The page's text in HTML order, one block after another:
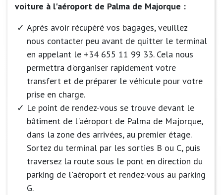
voiture à l'aéroport de Palma de Majorque :
Après avoir récupéré vos bagages, veuillez
nous contacter peu avant de quitter le terminal
en appelant le +34 655 11 99 33. Cela nous
permettra d'organiser rapidement votre
transfert et de préparer le véhicule pour votre
prise en charge.
Le point de rendez-vous se trouve devant le
bâtiment de l'aéroport de Palma de Majorque,
dans la zone des arrivées, au premier étage.
Sortez du terminal par les sorties B ou C, puis
traversez la route sous le pont en direction du
parking de l'aéroport et rendez-vous au parking
G.